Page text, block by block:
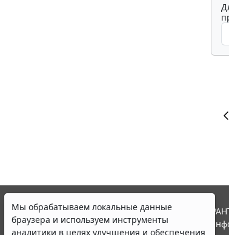
Мы обрабатываем локальные данные
браузера и используем инструменты
аналитики в целях улучшения и обеспечения
© ООО "НПП "ГАРАНТ-СЕРВИС", 2026. Система
участниками Российской ассоциации правовой